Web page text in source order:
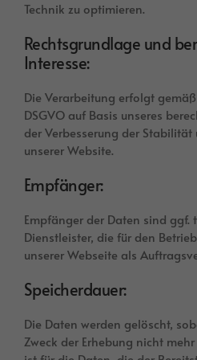
Technik zu optimieren.
Rechtsgrundlage und
Interesse:
Die Verarbeitung erfolgt
DSGVO auf Basis unseres
der Verbesserung der
unserer Website.
Empfänger:
Empfänger der Daten sind ggf.
Dienstleister, die für den
unserer Webseite als
Speicherdauer:
Die Daten werden gelöscht,
Zweck der Erhebung nicht